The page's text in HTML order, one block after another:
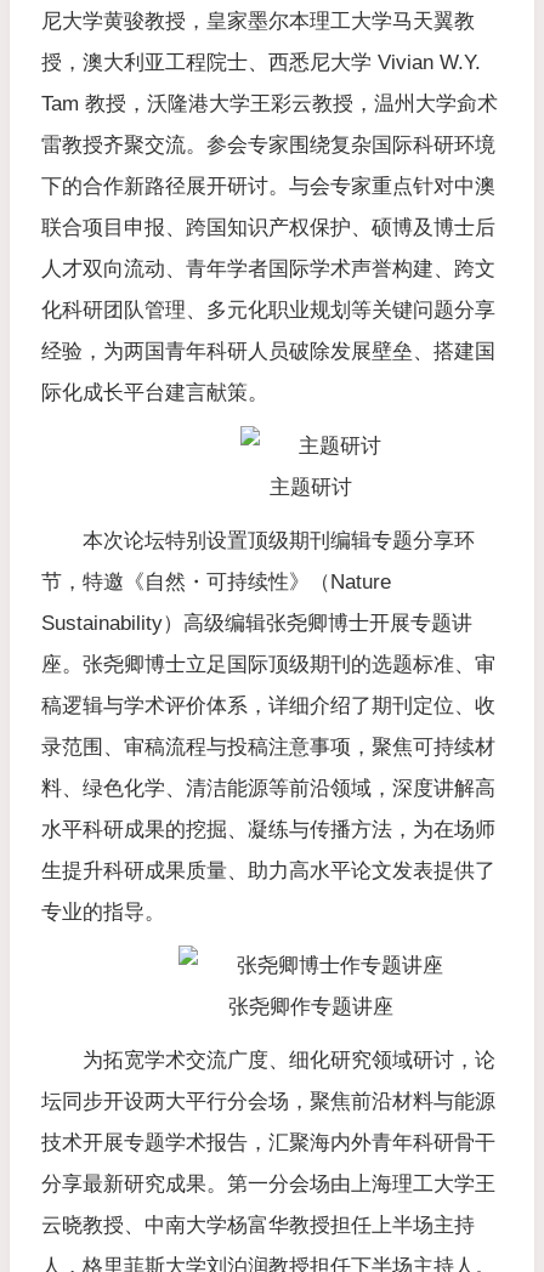
尼大学黄骏教授，皇家墨尔本理工大学马天翼教
授，澳大利亚工程院士、西悉尼大学 Vivian W.Y.
Tam 教授，沃隆港大学王彩云教授，温州大学侴术
雷教授齐聚交流。参会专家围绕复杂国际科研环境
下的合作新路径展开研讨。与会专家重点针对中澳
联合项目申报、跨国知识产权保护、硕博及博士后
人才双向流动、青年学者国际学术声誉构建、跨文
化科研团队管理、多元化职业规划等关键问题分享
经验，为两国青年科研人员破除发展壁垒、搭建国
际化成长平台建言献策。
主题研讨
本次论坛特别设置顶级期刊编辑专题分享环
节，特邀《自然・可持续性》（Nature
Sustainability）高级编辑张尧卿博士开展专题讲
座。张尧卿博士立足国际顶级期刊的选题标准、审
稿逻辑与学术评价体系，详细介绍了期刊定位、收
录范围、审稿流程与投稿注意事项，聚焦可持续材
料、绿色化学、清洁能源等前沿领域，深度讲解高
水平科研成果的挖掘、凝练与传播方法，为在场师
生提升科研成果质量、助力高水平论文发表提供了
专业的指导。
张尧卿作专题讲座
为拓宽学术交流广度、细化研究领域研讨，论
坛同步开设两大平行分会场，聚焦前沿材料与能源
技术开展专题学术报告，汇聚海内外青年科研骨干
分享最新研究成果。第一分会场由上海理工大学王
云晓教授、中南大学杨富华教授担任上半场主持
人，格里菲斯大学刘泊润教授担任下半场主持人。